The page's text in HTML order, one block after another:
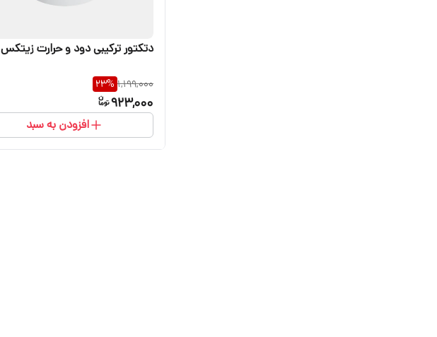
دتکتور ترکیبی دود و حرارت زیتکس
1,199,000
23%
923,000
افزودن به سبد